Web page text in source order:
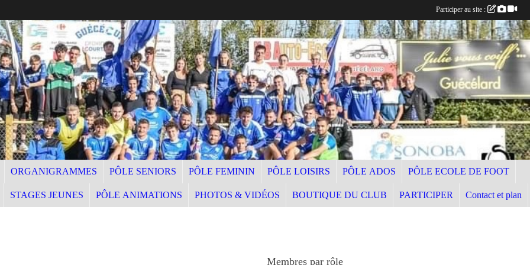
ORGANIGRAMMES PÔLE SENIORS PÔLE FEMININ PÔLE LOISIRS PÔLE ADOS PÔLE ECOLE DE FOOT
STAGES JEUNES PÔLE ANIMATIONS PHOTOS & VIDÉOS BOUTIQUE DU CLUB PARTICIPER Contact et plan
Membres par rôle
Participer au site :